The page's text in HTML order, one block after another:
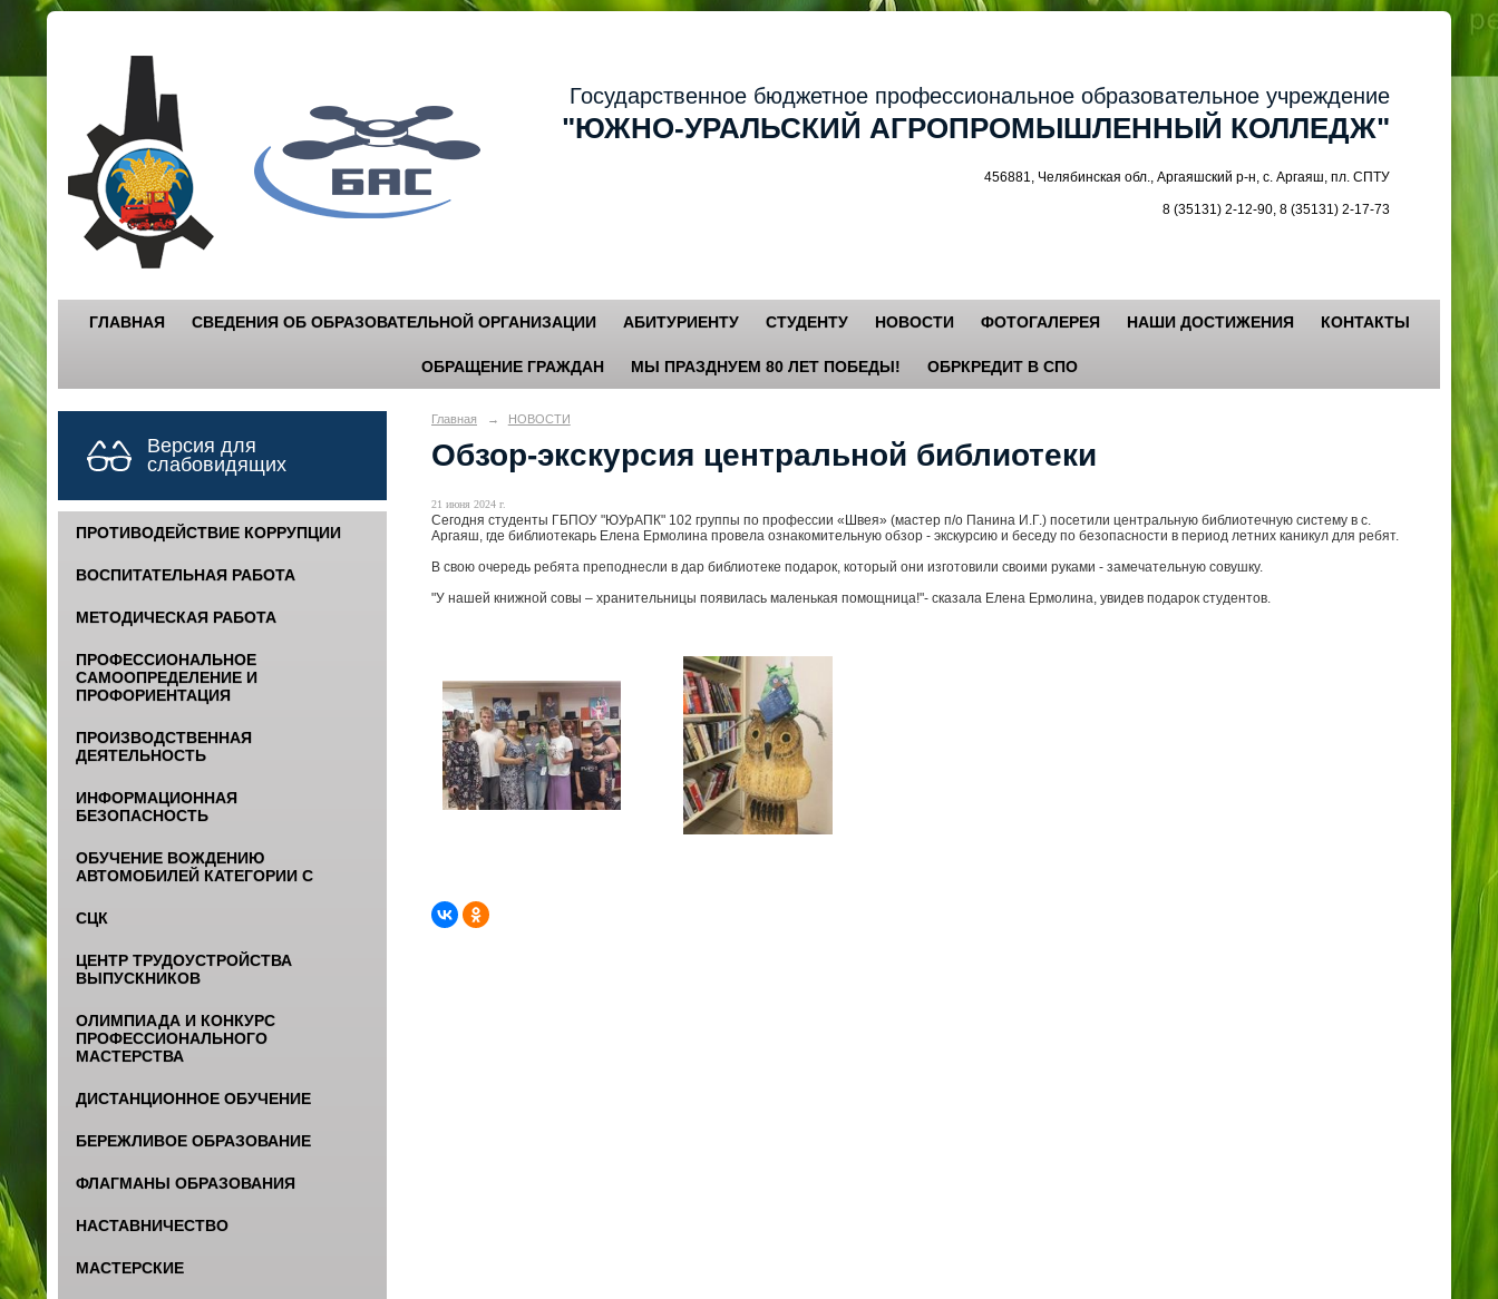
Государственное бюджетное профессиональное образовательное учреждение
"ЮЖНО-УРАЛЬСКИЙ АГРОПРОМЫШЛЕННЫЙ КОЛЛЕДЖ"
456881, Челябинская обл., Аргаяшский р-н, с. Аргаяш, пл. СПТУ
8 (35131) 2-12-90, 8 (35131) 2-17-73
ГЛАВНАЯ СВЕДЕНИЯ ОБ ОБРАЗОВАТЕЛЬНОЙ ОРГАНИЗАЦИИ АБИТУРИЕНТУ СТУДЕНТУ НОВОСТИ ФОТОГАЛЕРЕЯ НАШИ ДОСТИЖЕНИЯ КОНТАКТЫ
ОБРАЩЕНИЕ ГРАЖДАН МЫ ПРАЗДНУЕМ 80 ЛЕТ ПОБЕДЫ! ОБРКРЕДИТ В СПО
Версия для
слабовидящих
ПРОТИВОДЕЙСТВИЕ КОРРУПЦИИ
ВОСПИТАТЕЛЬНАЯ РАБОТА
МЕТОДИЧЕСКАЯ РАБОТА
ПРОФЕССИОНАЛЬНОЕ
САМООПРЕДЕЛЕНИЕ И
ПРОФОРИЕНТАЦИЯ
ПРОИЗВОДСТВЕННАЯ
ДЕЯТЕЛЬНОСТЬ
ИНФОРМАЦИОННАЯ
БЕЗОПАСНОСТЬ
ОБУЧЕНИЕ ВОЖДЕНИЮ
АВТОМОБИЛЕЙ КАТЕГОРИИ С
СЦК
ЦЕНТР ТРУДОУСТРОЙСТВА
ВЫПУСКНИКОВ
ОЛИМПИАДА И КОНКУРС
ПРОФЕССИОНАЛЬНОГО
МАСТЕРСТВА
ДИСТАНЦИОННОЕ ОБУЧЕНИЕ
БЕРЕЖЛИВОЕ ОБРАЗОВАНИЕ
ФЛАГМАНЫ ОБРАЗОВАНИЯ
НАСТАВНИЧЕСТВО
МАСТЕРСКИЕ
Главная → НОВОСТИ
Обзор-экскурсия центральной библиотеки
21 июня 2024 г.
Сегодня студенты ГБПОУ "ЮУрАПК" 102 группы по профессии «Швея» (мастер п/о Панина И.Г.) посетили центральную библиотечную систему в с.
Аргаяш, где библиотекарь Елена Ермолина провела ознакомительную обзор - экскурсию и беседу по безопасности в период летних каникул для ребят.
В свою очередь ребята преподнесли в дар библиотеке подарок, который они изготовили своими руками - замечательную совушку.
"У нашей книжной совы – хранительницы появилась маленькая помощница!"- сказала Елена Ермолина, увидев подарок студентов.